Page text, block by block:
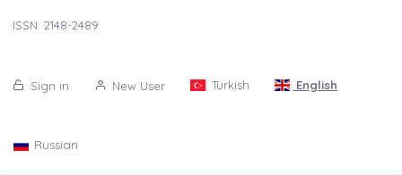
ISSN: 2148-2489
Sign in New User Turkish English
Russian